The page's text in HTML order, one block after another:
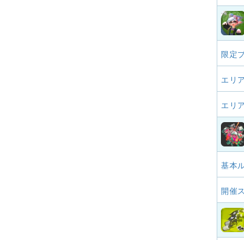
限定
エリ
エリ
基本
開催